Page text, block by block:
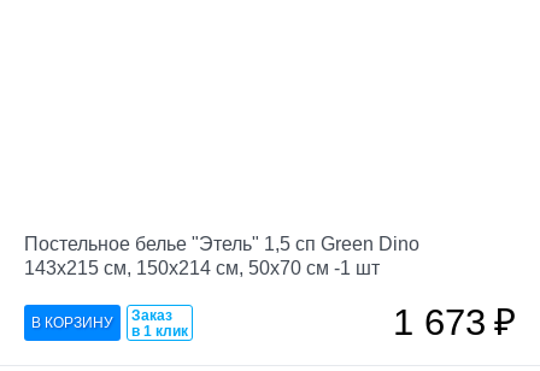
Постельное белье "Этель" 1,5 сп Green Dino
143х215 см, 150х214 см, 50х70 см -1 шт
Заказ
в 1 клик
1 673₽